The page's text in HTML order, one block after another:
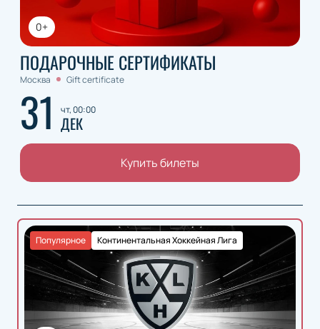
0+
ПОДАРОЧНЫЕ СЕРТИФИКАТЫ
Москва Gift certificate
31 чт, 00:00
ДЕК
Купить билеты
Континентальная Хоккейная Лига
Популярное